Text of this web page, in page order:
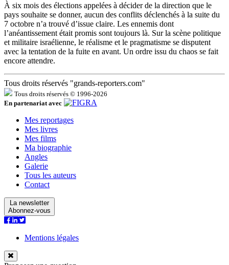
À six mois des élections appelées à décider de la direction que le
pays souhaite se donner, aucun des conflits déclenchés à la suite du
7 octobre n’a trouvé d’issue claire. Les ennemis dont
l’anéantissement était promis sont toujours là. Sur la scène politique
et militaire israélienne, le réalisme et le pragmatisme se disputent
avec la tentation de la fuite en avant. Un ordre issu du chaos se fait
encore attendre.
Tous droits réservés "grands-reporters.com"
Tous droits réservés © 1996-2026
En partenariat avec
Mes reportages
Mes livres
Mes films
Ma biographie
Angles
Galerie
Tous les auteurs
Contact
La newsletter
Abonnez-vous
Mentions légales